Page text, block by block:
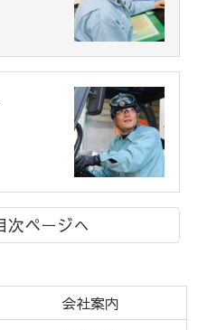
ページへ
会社案内